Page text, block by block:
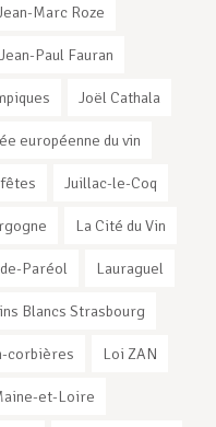
Marc Roze
Jean-Paul Fauran
Joël Cathala
européenne du vin
Juillac-le-Coq
La Cité du Vin
Paréol Lauraguel
Blancs Strasbourg
corbières Loi ZAN
et-Loire